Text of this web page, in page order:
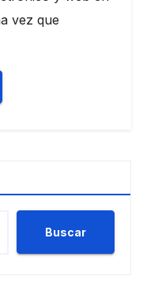
vez que
Buscar